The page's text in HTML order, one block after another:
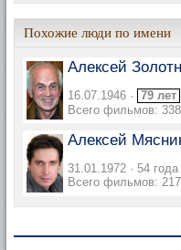
Похожие люди по имени
Алексей
16.07.1946 · 79 лет
Всего фильмов: 338
Алексей
31.01.1972 · 54 года
Всего фильмов: 217